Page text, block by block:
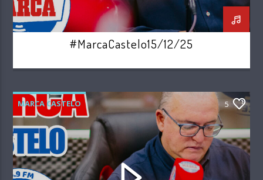
#MarcaCastelo15/12/25
MARCA CASTELO 5